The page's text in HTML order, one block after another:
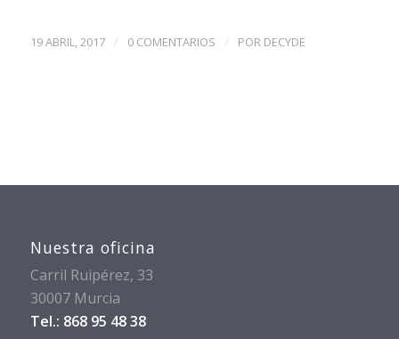
19 ABRIL, 2017 / 0 COMENTARIOS / POR DECYDE
Nuestra oficina
Carril Ruipérez, 33
30007 Murcia
Tel.: 868 95 48 38